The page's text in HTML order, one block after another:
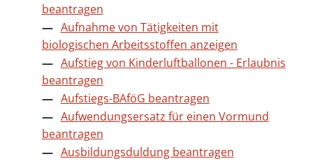
beantragen
Aufnahme von Tätigkeiten mit
biologischen Arbeitsstoffen anzeigen
Aufstieg von Kinderluftballonen - Erlaubnis
beantragen
Aufstiegs-BAföG beantragen
Aufwendungsersatz für einen Vormund
beantragen
Ausbildungsduldung beantragen